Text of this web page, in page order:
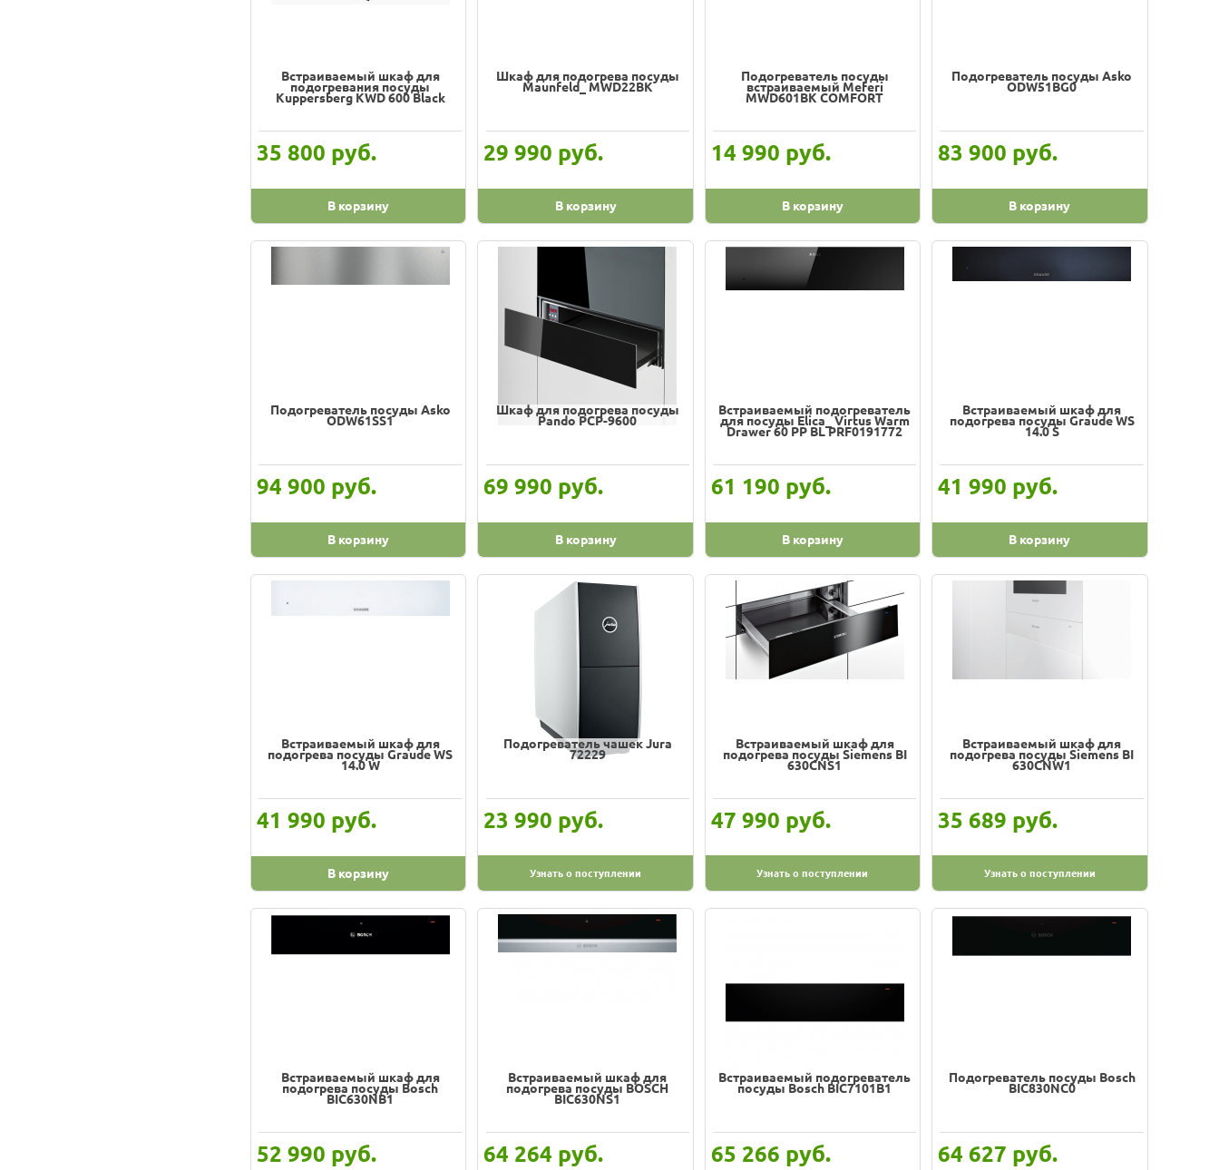
Встраиваемый шкаф для
подогревания посуды
Kuppersberg KWD 600 Black
35 800 руб.
В корзину
Шкаф для подогрева посуды
Maunfeld_ MWD22BK
29 990 руб.
В корзину
Подогреватель посуды
встраиваемый Meferi
MWD601BK COMFORT
14 990 руб.
В корзину
Подогреватель посуды Asko
ODW51BG0
83 900 руб.
В корзину
Подогреватель посуды Asko
ODW61SS1
94 900 руб.
В корзину
Шкаф для подогрева посуды
Pando PCP-9600
69 990 руб.
В корзину
Встраиваемый подогреватель
для посуды Elica_ Virtus Warm
Drawer 60 PP BL PRF0191772
61 190 руб.
В корзину
Встраиваемый шкаф для
подогрева посуды Graude WS
14.0 S
41 990 руб.
В корзину
Встраиваемый шкаф для
подогрева посуды Graude WS
14.0 W
41 990 руб.
В корзину
Подогреватель чашек Jura
72229
23 990 руб.
Узнать о поступлении
Встраиваемый шкаф для
подогрева посуды Siemens BI
630CNS1
47 990 руб.
Узнать о поступлении
Встраиваемый шкаф для
подогрева посуды Siemens BI
630CNW1
35 689 руб.
Узнать о поступлении
Встраиваемый шкаф для
подогрева посуды Bosch
BIC630NB1
52 990 руб.
Встраиваемый шкаф для
подогрева посуды BOSCH
BIC630NS1
64 264 руб.
Встраиваемый подогреватель
посуды Bosch BIC7101B1
65 266 руб.
Подогреватель посуды Bosch
BIC830NC0
64 627 руб.